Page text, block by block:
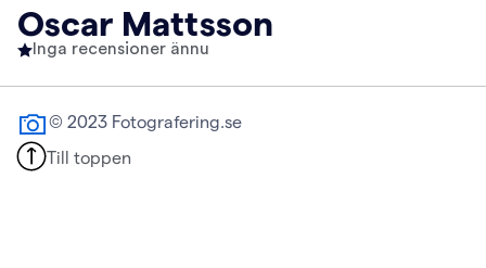
Oscar Mattsson
Inga recensioner ännu
© 2023 Fotografering.se
Till toppen